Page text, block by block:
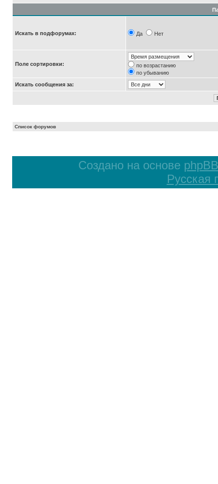
Искать в подфорумах: Да Нет
Поле сортировки:
по возрастанию
по убыванию
Искать сообщения за:
Список форумов
Создано на основе phpBB
Русская